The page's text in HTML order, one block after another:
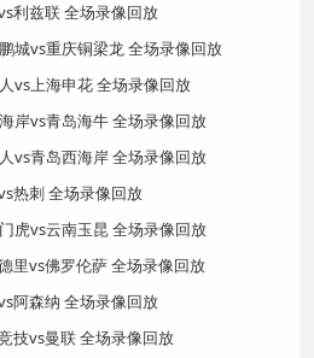
利兹联 全场录像回放
城vs重庆铜梁龙 全场录像回放
vs上海申花 全场录像回放
岸vs青岛海牛 全场录像回放
vs青岛西海岸 全场录像回放
热刺 全场录像回放
虎vs云南玉昆 全场录像回放
里vs佛罗伦萨 全场录像回放
阿森纳 全场录像回放
技vs曼联 全场录像回放